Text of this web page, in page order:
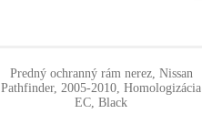
Predný ochranný rám nerez, Nissan
Pathfinder, 2005-2010, Homologizácia
EC, Black